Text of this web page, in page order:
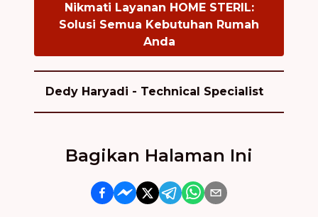
Nikmati Layanan HOME STERIL:
Solusi Semua Kebutuhan Rumah
Anda
Dedy Haryadi - Technical Specialist
Bagikan Halaman Ini